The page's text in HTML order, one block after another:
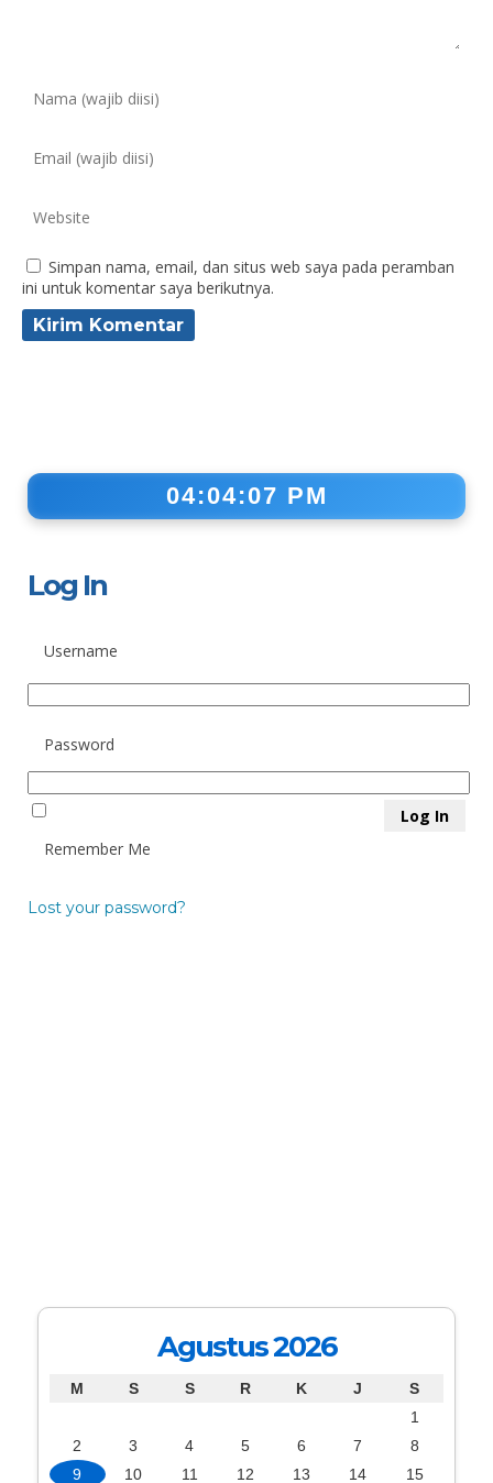
Simpan nama, email, dan situs web saya pada peramban
ini untuk komentar saya berikutnya.
04:04:08 PM
Log In
Username
Password
Remember Me
Lost your password?
Agustus 2026
M S S R K J
S
1
2
3 4 5 6 7
8
9
10 11 12 13 14 15